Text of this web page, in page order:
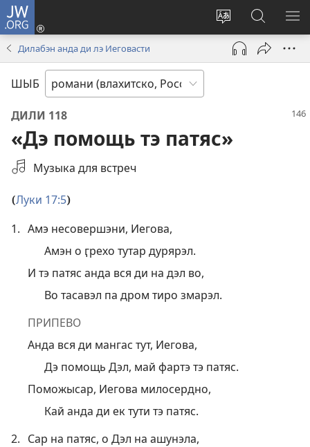
JW.ORG
Парув
шыб
Тэ
зажас
(открывается
Родэ
по
сайто
Дилабэн анда ди лэ Иеговасти
ШЫБ
ДИЛИ 118
«Дэ помощь тэ патяс»
ВыбратьМузыка для встреч
(Луки 17:5)
1. Амэ несовершэни, Иегова,
Амэн о ӷрехо тутар дурярэл.
И тэ патяс анда вся ди на дэл во,
Во тасавэл па дром тиро змарэл.
ПРИПЕВО
Анда вся ди мангас тут, Иегова,
Дэ помощь Дэл, май фартэ тэ патяс.
Поможысар, Иегова милосердно,
Кай анда ди ек тути тэ патяс.
2. Сар на патяс, о Дэл на ашунэла,